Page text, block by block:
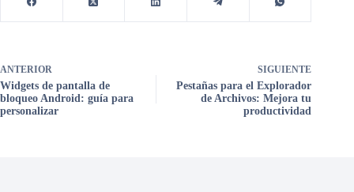
ANTERIOR
Widgets de pantalla de
bloqueo Android: guía para
personalizar
SIGUIENTE
Pestañas para el Explorador
de Archivos: Mejora tu
productividad